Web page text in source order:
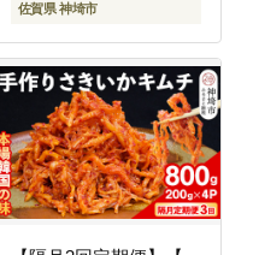
佐賀県 神埼市